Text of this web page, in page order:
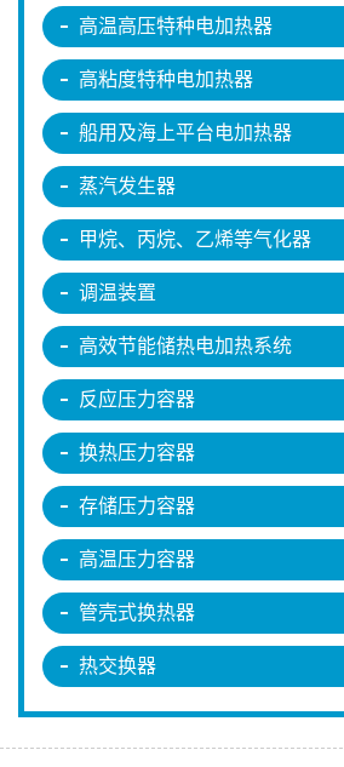
高温高压特种电加热器
高粘度特种电加热器
船用及海上平台电加热器
蒸汽发生器
甲烷、丙烷、乙烯等气化器
调温装置
高效节能储热电加热系统
反应压力容器
换热压力容器
存储压力容器
高温压力容器
管壳式换热器
热交换器